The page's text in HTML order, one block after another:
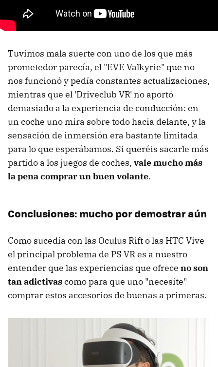
Tuvimos mala suerte con uno de los que más
prometedor parecía, el "EVE Valkyrie" que no
nos funcionó y pedía constantes actualizaciones,
mientras que el 'Driveclub VR' no aportó
demasiado a la experiencia de conducción: en
un coche uno mira sobre todo hacia delante, y la
sensación de inmersión era bastante limitada
para lo que esperábamos. Si queréis sacarle más
partido a los juegos de coches, vale mucho más
la pena comprar un buen volante.
Conclusiones: mucho por demostrar aún
Como sucedía con las Oculus Rift o las HTC Vive
el principal problema de PS VR es a nuestro
entender que las experiencias que ofrece no son
tan adictivascomo para que uno "necesite"
comprar estos accesorios de buenas a primeras.